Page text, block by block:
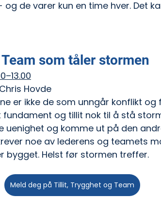
og de varer kun en time hver. Det
som tåler stormen
Hovde
er ikke de som unngår konflikt og
og tillit nok til å stå
uenighet og komme ut på den
noe av lederens og teamets
bygget. Helst før stormen treffer.
Meld deg på Tillit, Trygghet og Team